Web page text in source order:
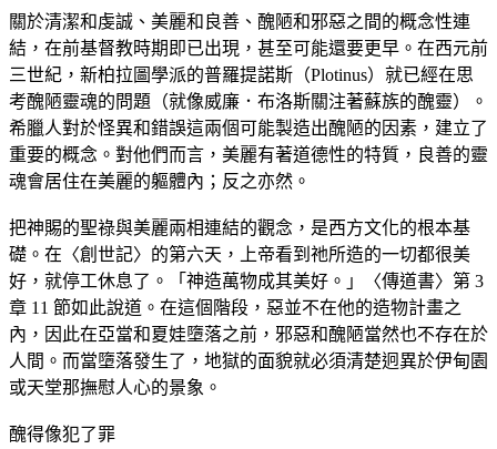
關於清潔和虔誠、美麗和良善、醜陋和邪惡之間的概念性連
結，在前基督教時期即已出現，甚至可能還要更早。在西元前
三世紀，新柏拉圖學派的普羅提諾斯（Plotinus）就已經在思
考醜陋靈魂的問題（就像威廉．布洛斯關注著蘇族的醜靈）。
希臘人對於怪異和錯誤這兩個可能製造出醜陋的因素，建立了
重要的概念。對他們而言，美麗有著道德性的特質，良善的靈
魂會居住在美麗的軀體內；反之亦然。
把神賜的聖祿與美麗兩相連結的觀念，是西方文化的根本基
礎。在〈創世記〉的第六天，上帝看到祂所造的一切都很美
好，就停工休息了。「神造萬物成其美好。」〈傳道書〉第 3
章 11 節如此說道。在這個階段，惡並不在他的造物計畫之
內，因此在亞當和夏娃墮落之前，邪惡和醜陋當然也不存在於
人間。而當墮落發生了，地獄的面貌就必須清楚迥異於伊甸園
或天堂那撫慰人心的景象。
醜得像犯了罪